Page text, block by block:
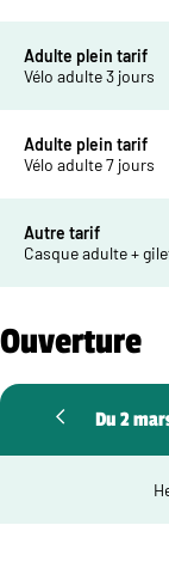
Adulte plein tarif
Vélo adulte 3 jours
Adulte plein tarif
Vélo adulte 7 jours
Autre tarif
Casque adulte +
Ouverture
Du 2